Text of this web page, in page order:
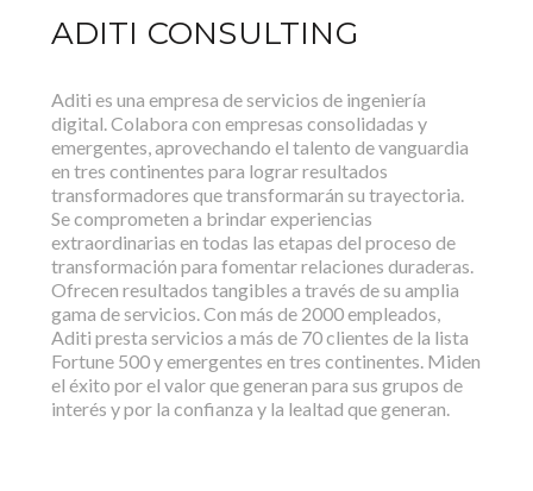
ADITI CONSULTING
Aditi es una empresa de servicios de ingeniería
digital. Colabora con empresas consolidadas y
emergentes, aprovechando el talento de vanguardia
en tres continentes para lograr resultados
transformadores que transformarán su trayectoria.
Se comprometen a brindar experiencias
extraordinarias en todas las etapas del proceso de
transformación para fomentar relaciones duraderas.
Ofrecen resultados tangibles a través de su amplia
gama de servicios. Con más de 2000 empleados,
Aditi presta servicios a más de 70 clientes de la lista
Fortune 500 y emergentes en tres continentes. Miden
el éxito por el valor que generan para sus grupos de
interés y por la confianza y la lealtad que generan.